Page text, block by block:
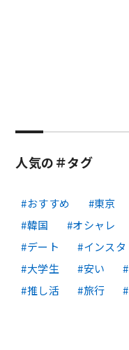
人気の＃タグ
おすすめ 東京
韓国
オシャレ
デート
インスタ
大学生
安い
推し活
旅行